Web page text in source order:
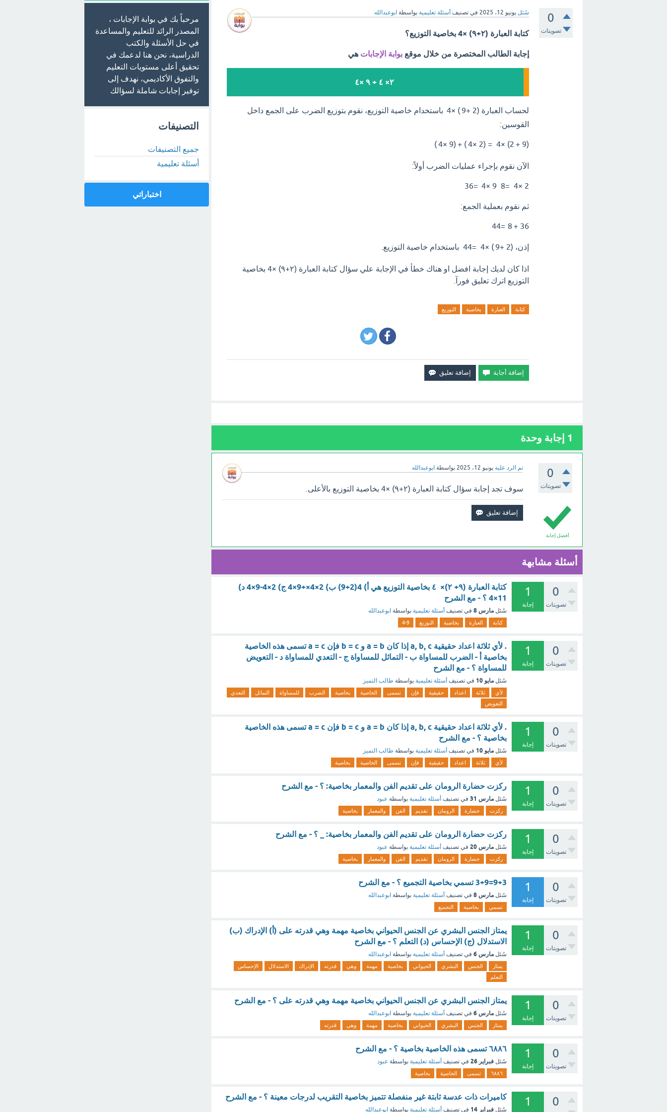
0
تصويتات
سُئل يونيو 12، 2025 في تصنيف أسئلة تعليمية بواسطة ابوعبدالله
كتابة العبارة (٢+٩) ×4 بخاصية التوزيع؟
إجابة الطالب المختصرة من خلال موقع بوابة الإجابات هي
٢× ٤ + ٩ ×٤
لحساب العبارة (
2
+
9
)
×
4 باستخدام خاصية التوزيع، نقوم بتوزيع الضرب على الجمع داخل
القوسين:
(
2 + 9
)
×
4
=
(
2
×
4
)
+
(
9
×
4
)
الآن نقوم بإجراء عمليات الضرب أولاً:
2
×
4
=
8
9
×
4
=
36
ثم نقوم بعملية الجمع:
8 + 36
=
44
إذن، (
2
+
9
)
×
4
=
44 باستخدام خاصية التوزيع.
اذا كان لديك إجابة افضل او هناك خطأ في الإجابة علي سؤال كتابة العبارة (٢+٩) ×4 بخاصية
التوزيع اترك تعليق فورآ.
كتابة العبارة بخاصية التوزيع
1 إجابة وحدة
0
تصويتات
تم الرد عليه يونيو 12، 2025 بواسطة ابوعبدالله
أفضل إجابة
سوف تجد إجابة سؤال كتابة العبارة (٢+٩) ×4 بخاصية التوزيع بالأعلى.
أسئلة مشابهة
0
تصويتات
1
إجابة
كتابة العبارة (۹+ ۲)× ٤ بخاصية التوزيع هي أ) 4(2+9) ب) 2×4×+9×4 ج) 2×4-9×4 د)
11×4 ؟ - مع الشرح
سُئل مارس 8 في تصنيف أسئلة تعليمية بواسطة ابوعبدالله
كتابة العبارة بخاصية التوزيع 4-9
0
تصويتات
1
إجابة
. لأي ثلاثة اعداد حقيقية a, b, c إذا كان a = b و b = c فإن a = c تسمى هذه الخاصية
بخاصية أ - الضرب للمساواة ب - التماثل للمساواة ج - التعدي للمساواة د - التعويض
للمساواة ؟ - مع الشرح
سُئل مايو 10 في تصنيف أسئلة تعليمية بواسطة طالب التميز
لأي ثلاثة اعداد حقيقية فإن تسمى الخاصية بخاصية الضرب للمساواة التماثل
التعدي
التعويض
0
تصويتات
1
إجابة
. لأي ثلاثة اعداد حقيقية a, b, c إذا كان a = b و b = c فإن a = c تسمى هذه الخاصية
بخاصية ؟ - مع الشرح
سُئل مايو 10 في تصنيف أسئلة تعليمية بواسطة طالب التميز
لأي ثلاثة اعداد حقيقية فإن تسمى الخاصية بخاصية
0
تصويتات
1
إجابة
ركزت حضارة الرومان على تقديم الفن والمعمار بخاصية: ؟ - مع الشرح
سُئل مارس 31 في تصنيف أسئلة تعليمية بواسطة عبود
ركزت حضارة الرومان تقديم الفن والمعمار بخاصية
0
تصويتات
1
إجابة
ركزت حضارة الرومان على تقديم الفن والمعمار بخاصية: _ ؟ - مع الشرح
سُئل مارس 20 في تصنيف أسئلة تعليمية بواسطة عبود
ركزت حضارة الرومان تقديم الفن والمعمار بخاصية
0
تصويتات
1
إجابة
9+3=3+9 تسمي بخاصية التجميع ؟ - مع الشرح
سُئل مارس 8 في تصنيف أسئلة تعليمية بواسطة ابوعبدالله
تسمي بخاصية التجميع
0
تصويتات
1
إجابة
يمتاز الجنس البشري عن الجنس الحيواني بخاصية مهمة وهي قدرته على (أ) الإدراك (ب)
الاستدلال (ج) الإحساس (د) التعلم ؟ - مع الشرح
سُئل مارس 6 في تصنيف أسئلة تعليمية بواسطة ابوعبدالله
يمتاز الجنس البشري الحيواني بخاصية مهمة وهي قدرته الإدراك الاستدلال
الإحساس
التعلم
0
تصويتات
1
إجابة
يمتاز الجنس البشري عن الجنس الحيواني بخاصية مهمة وهي قدرته على ؟ - مع الشرح
سُئل مارس 6 في تصنيف أسئلة تعليمية بواسطة ابوعبدالله
يمتاز الجنس البشري الحيواني بخاصية مهمة وهي قدرته
0
تصويتات
1
إجابة
٦٨٨٦ تسمى هذه الخاصية بخاصية ؟ - مع الشرح
سُئل فبراير 26 في تصنيف أسئلة تعليمية بواسطة عبود
٦٨٨٦ تسمى الخاصية بخاصية
0
1 كاميرات ذات عدسة ثابتة غير منفصلة تتميز بخاصية التقريب لدرجات معينة ؟ - مع الشرح
سُئل فبراير 14 في تصنيف أسئلة تعليمية بواسطة ابوعبدالله
مرحباً بك في بوابة الإجابات ،
المصدر الرائد للتعليم والمساعدة
في حل الأسئلة والكتب
الدراسية، نحن هنا لدعمك في
تحقيق أعلى مستويات التعليم
والتفوق الأكاديمي، نهدف إلى
توفير إجابات شاملة لسؤالك
التصنيفات
جميع التصنيفات
أسئلة تعليمية
اختباراتي